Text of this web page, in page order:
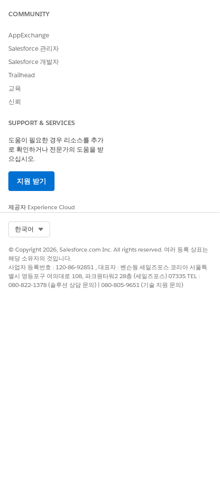
COMMUNITY
AppExchange
Salesforce 관리자
Salesforce 개발자
Trailhead
교육
신뢰
SUPPORT & SERVICES
도움이 필요한 경우 리소스를 추가
로 확인하거나 전문가의 도움을 받
으십시오.
지원 받기
제공자 Experience Cloud
한국어
© Copyright 2026, Salesforce.com Inc. All rights reserved. 여러 등록 상표는
해당 소유자의 것입니다.
사업자 등록번호 : 120-86-92851 , 대표자 : 벤슨웡 세일즈포스 코리아 서울특
별시 영등포구 여의대로 108, 파크원타워2 28층 (세일즈포스) 07335 TEL :
080-822-1378 (솔루션 상담 문의) | 080-805-9651 (기술 지원 문의)